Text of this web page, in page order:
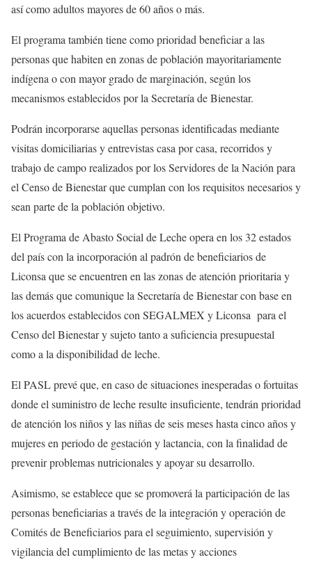
así como adultos mayores de 60 años o más.
El programa también tiene como prioridad beneficiar a las
personas que habiten en zonas de población mayoritariamente
indígena o con mayor grado de marginación, según los
mecanismos establecidos por la Secretaría de Bienestar.
Podrán incorporarse aquellas personas identificadas mediante
visitas domiciliarias y entrevistas casa por casa, recorridos y
trabajo de campo realizados por los Servidores de la Nación para
el Censo de Bienestar que cumplan con los requisitos necesarios y
sean parte de la población objetivo.
El Programa de Abasto Social de Leche opera en los 32 estados
del país con la incorporación al padrón de beneficiarios de
Liconsa que se encuentren en las zonas de atención prioritaria y
las demás que comunique la Secretaría de Bienestar con base en
los acuerdos establecidos con SEGALMEX y Liconsa para el
Censo del Bienestar y sujeto tanto a suficiencia presupuestal
como a la disponibilidad de leche.
El PASL prevé que, en caso de situaciones inesperadas o fortuitas
donde el suministro de leche resulte insuficiente, tendrán prioridad
de atención los niños y las niñas de seis meses hasta cinco años y
mujeres en periodo de gestación y lactancia, con la finalidad de
prevenir problemas nutricionales y apoyar su desarrollo.
Asimismo, se establece que se promoverá la participación de las
personas beneficiarias a través de la integración y operación de
Comités de Beneficiarios para el seguimiento, supervisión y
vigilancia del cumplimiento de las metas y acciones